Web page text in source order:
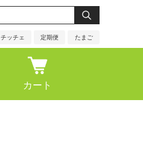
チッチェ 定期便 たまご
カート